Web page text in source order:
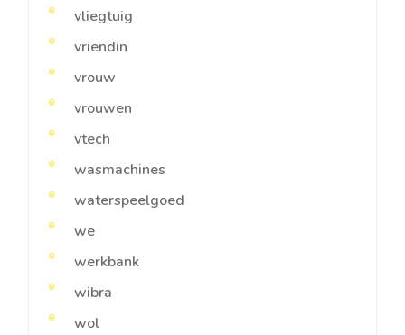
vliegtuig
vriendin
vrouw
vrouwen
vtech
wasmachines
waterspeelgoed
we
werkbank
wibra
wol